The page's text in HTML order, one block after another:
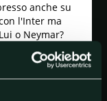
anche su
l'Inter ma
o Neymar?
momento,
difficile